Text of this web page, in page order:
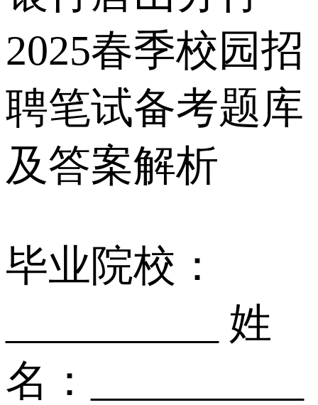
2025春季校园招
聘笔试备考题库
及答案解析
毕业院校：
__________ 姓
名：__________